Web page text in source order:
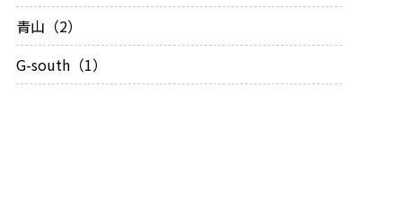
青山（2）
G-south（1）